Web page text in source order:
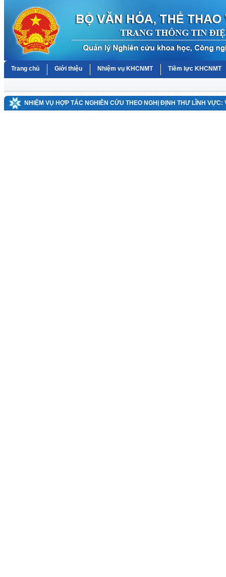
Trang chủ Giới thiệu Nhiệm vụ KHCNMT Tiềm lực KHCNMT
NHIỆM VỤ HỢP TÁC NGHIÊN CỨU THEO NGHỊ ĐỊNH THƯ LĨNH VỰC: